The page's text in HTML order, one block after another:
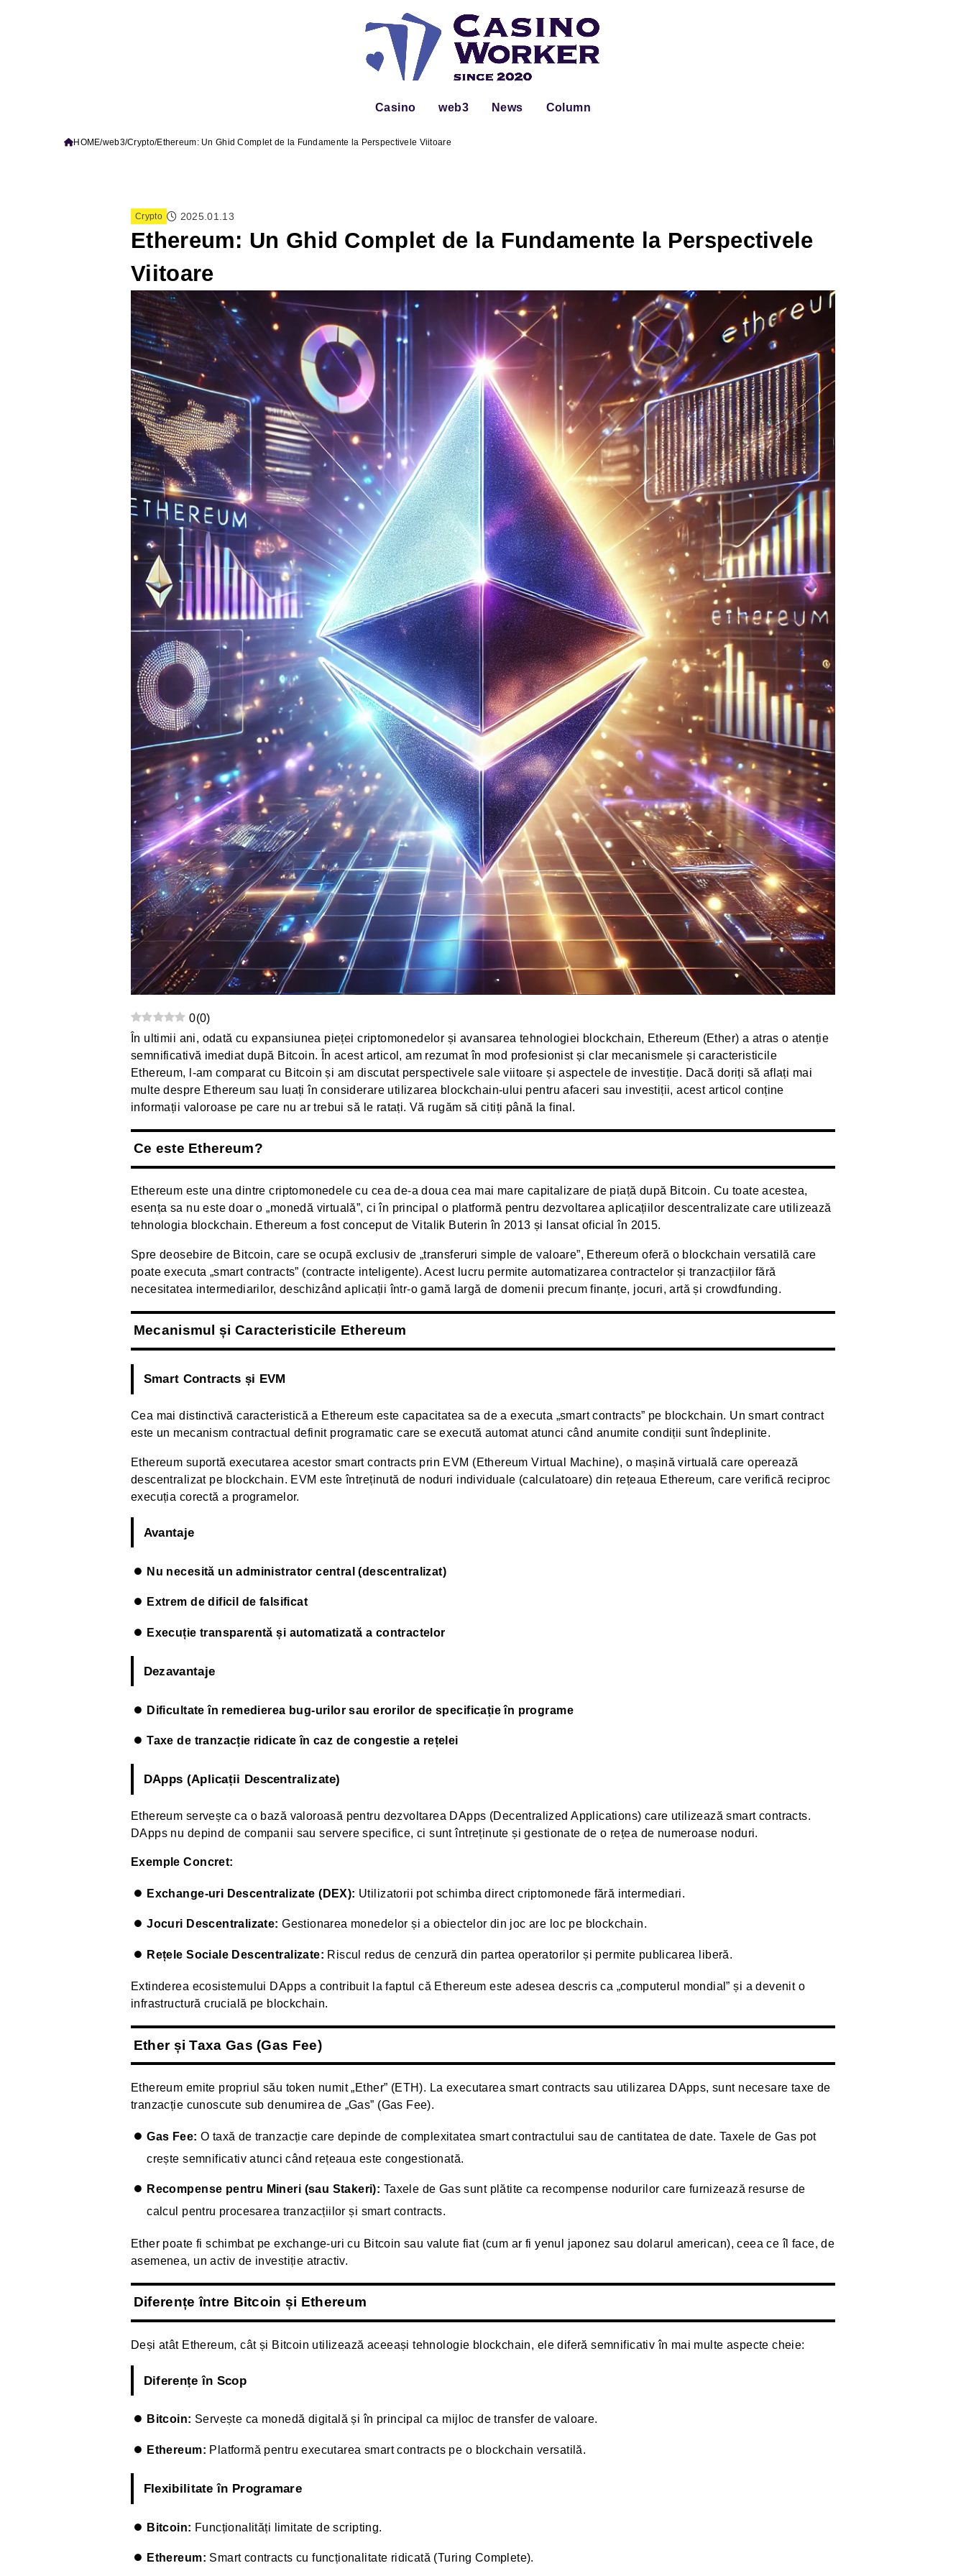
Casino web3 News Column
HOME web3 Crypto Ethereum: Un Ghid Complet de la Fundamente la Perspectivele Viitoare
Crypto 2025.01.13
Ethereum: Un Ghid Complet de la Fundamente la Perspectivele
Viitoare
0(0)
În ultimii ani, odată cu expansiunea pieței criptomonedelor și avansarea tehnologiei blockchain, Ethereum (Ether) a atras o atenție
semnificativă imediat după Bitcoin. În acest articol, am rezumat în mod profesionist și clar mecanismele și caracteristicile
Ethereum, l-am comparat cu Bitcoin și am discutat perspectivele sale viitoare și aspectele de investiție. Dacă doriți să aflați mai
multe despre Ethereum sau luați în considerare utilizarea blockchain-ului pentru afaceri sau investiții, acest articol conține
informații valoroase pe care nu ar trebui să le ratați. Vă rugăm să citiți până la final.
Ce este Ethereum?
Ethereum este una dintre criptomonedele cu cea de-a doua cea mai mare capitalizare de piață după Bitcoin. Cu toate acestea,
esența sa nu este doar o „monedă virtuală”, ci în principal o platformă pentru dezvoltarea aplicațiilor descentralizate care utilizează
tehnologia blockchain. Ethereum a fost conceput de Vitalik Buterin în 2013 și lansat oficial în 2015.
Spre deosebire de Bitcoin, care se ocupă exclusiv de „transferuri simple de valoare”, Ethereum oferă o blockchain versatilă care
poate executa „smart contracts” (contracte inteligente). Acest lucru permite automatizarea contractelor și tranzacțiilor fără
necesitatea intermediarilor, deschizând aplicații într-o gamă largă de domenii precum finanțe, jocuri, artă și crowdfunding.
Mecanismul și Caracteristicile Ethereum
Smart Contracts și EVM
Cea mai distinctivă caracteristică a Ethereum este capacitatea sa de a executa „smart contracts” pe blockchain. Un smart contract
este un mecanism contractual definit programatic care se execută automat atunci când anumite condiții sunt îndeplinite.
Ethereum suportă executarea acestor smart contracts prin EVM (Ethereum Virtual Machine), o mașină virtuală care operează
descentralizat pe blockchain. EVM este întreținută de noduri individuale (calculatoare) din rețeaua Ethereum, care verifică reciproc
execuția corectă a programelor.
Avantaje
Nu necesită un administrator central (descentralizat)
Extrem de dificil de falsificat
Execuție transparentă și automatizată a contractelor
Dezavantaje
Dificultate în remedierea bug-urilor sau erorilor de specificație în programe
Taxe de tranzacție ridicate în caz de congestie a rețelei
DApps (Aplicații Descentralizate)
Ethereum servește ca o bază valoroasă pentru dezvoltarea DApps (Decentralized Applications) care utilizează smart contracts.
DApps nu depind de companii sau servere specifice, ci sunt întreținute și gestionate de o rețea de numeroase noduri.
Exemple Concret:
Exchange-uri Descentralizate (DEX): Utilizatorii pot schimba direct criptomonede fără intermediari.
Jocuri Descentralizate: Gestionarea monedelor și a obiectelor din joc are loc pe blockchain.
Rețele Sociale Descentralizate: Riscul redus de cenzură din partea operatorilor și permite publicarea liberă.
Extinderea ecosistemului DApps a contribuit la faptul că Ethereum este adesea descris ca „computerul mondial” și a devenit o
infrastructură crucială pe blockchain.
Ether și Taxa Gas (Gas Fee)
Ethereum emite propriul său token numit „Ether” (ETH). La executarea smart contracts sau utilizarea DApps, sunt necesare taxe de
tranzacție cunoscute sub denumirea de „Gas” (Gas Fee).
Gas Fee: O taxă de tranzacție care depinde de complexitatea smart contractului sau de cantitatea de date. Taxele de Gas pot
crește semnificativ atunci când rețeaua este congestionată.
Recompense pentru Mineri (sau Stakeri): Taxele de Gas sunt plătite ca recompense nodurilor care furnizează resurse de
calcul pentru procesarea tranzacțiilor și smart contracts.
Ether poate fi schimbat pe exchange-uri cu Bitcoin sau valute fiat (cum ar fi yenul japonez sau dolarul american), ceea ce îl face, de
asemenea, un activ de investiție atractiv.
Diferențe între Bitcoin și Ethereum
Deși atât Ethereum, cât și Bitcoin utilizează aceeași tehnologie blockchain, ele diferă semnificativ în mai multe aspecte cheie:
Diferențe în Scop
Bitcoin: Servește ca monedă digitală și în principal ca mijloc de transfer de valoare.
Ethereum: Platformă pentru executarea smart contracts pe o blockchain versatilă.
Flexibilitate în Programare
Bitcoin: Funcționalități limitate de scripting.
Ethereum: Smart contracts cu funcționalitate ridicată (Turing Complete).